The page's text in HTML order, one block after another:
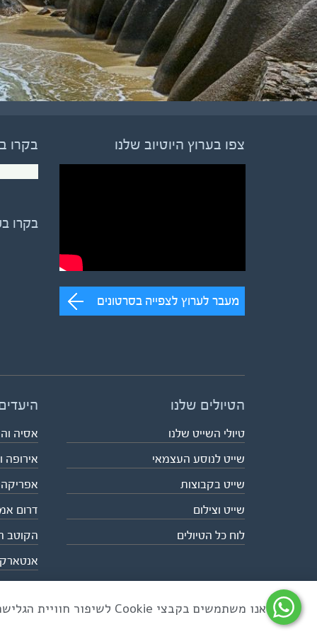
צפו בערוץ היוטיוב שלנו
מעבר לערוץ לצפייה בסרטונים
בקרו
בקרו
הטיולים שלנו
טיולי השייט שלנו
שייט לנוסע העצמאי
שייט בקבוצות
שייט וצילום
לוח כל הטיולים
אסיה
אירופה
אפריקה
דרום
הקוטב
כל הזכויות שמורות לאקו טיולי שטח | טלפון 03-6879090 | פקס 03-6879099 |
אנו משתמשים בקבצי Cookie לשיפור חוויית הגלישה ולניתוח שימוש באתר